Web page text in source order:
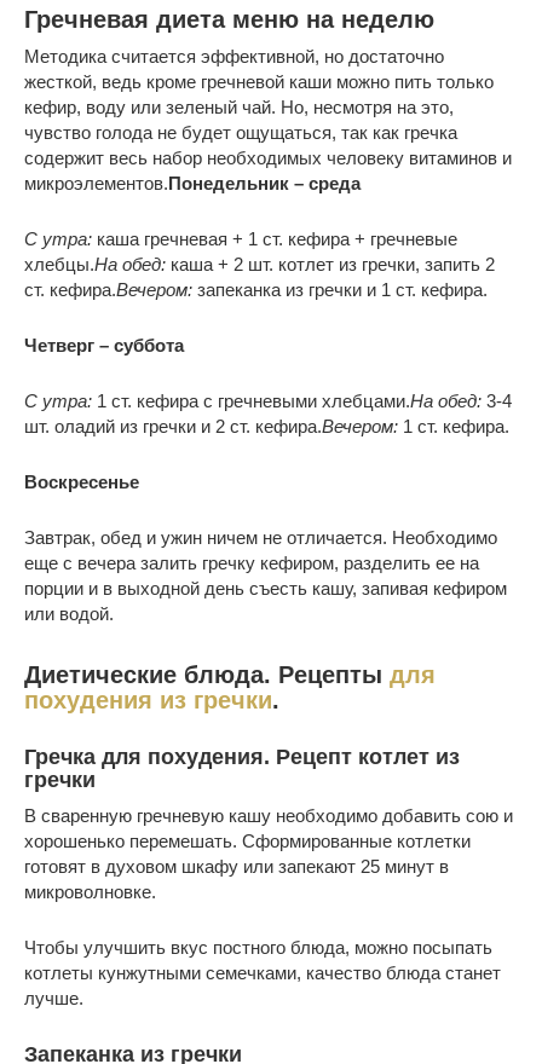
Гречневая диета меню на неделю
Методика считается эффективной, но достаточно
жесткой, ведь кроме гречневой каши можно пить только
кефир, воду или зеленый чай. Но, несмотря на это,
чувство голода не будет ощущаться, так как гречка
содержит весь набор необходимых человеку витаминов и
микроэлементов.Понедельник – среда
С утра: каша гречневая + 1 ст. кефира + гречневые
хлебцы.На обед: каша + 2 шт. котлет из гречки, запить 2
ст. кефира.Вечером: запеканка из гречки и 1 ст. кефира.
Четверг – суббота
С утра: 1 ст. кефира с гречневыми хлебцами.На обед: 3-4
шт. оладий из гречки и 2 ст. кефира.Вечером: 1 ст. кефира.
Воскресенье
Завтрак, обед и ужин ничем не отличается. Необходимо
еще с вечера залить гречку кефиром, разделить ее на
порции и в выходной день съесть кашу, запивая кефиром
или водой.
Диетические блюда. Рецепты для
похудения из гречки.
Гречка для похудения. Рецепт котлет из
гречки
В сваренную гречневую кашу необходимо добавить сою и
хорошенько перемешать. Сформированные котлетки
готовят в духовом шкафу или запекают 25 минут в
микроволновке.
Чтобы улучшить вкус постного блюда, можно посыпать
котлеты кунжутными семечками, качество блюда станет
лучше.
Запеканка из гречки